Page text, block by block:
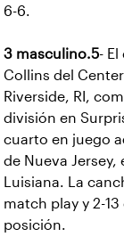
6-6.
3 masculino.5- El
Collins del
Riverside, RI,
división en
cuarto en juego
de Nueva Jersey,
Luisiana. La
match play y 2-
posición.